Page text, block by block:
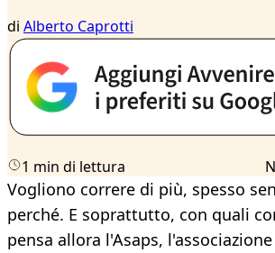
di Alberto Caprotti
1 min di lettura
Vogliono correre di più, spesso
perché. E soprattutto, con quali
pensa allora l'Asaps,